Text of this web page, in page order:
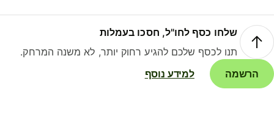
שלחו כסף לחו"ל, חסכו בעמלות
תנו לכסף שלכם להגיע רחוק יותר, לא משנה המרחק.
הרשמה
למידע נוסף